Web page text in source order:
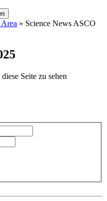
» Science News ASCO
Seite zu sehen